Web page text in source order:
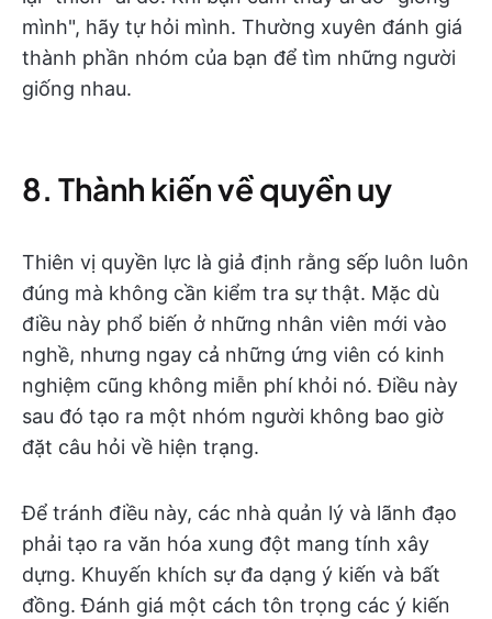
mình", hãy tự hỏi mình. Thường xuyên đánh giá
thành phần nhóm của bạn để tìm những người
giống nhau.
8. Thành kiến về quyền uy
Thiên vị quyền lực là giả định rằng sếp luôn luôn
đúng mà không cần kiểm tra sự thật. Mặc dù
điều này phổ biến ở những nhân viên mới vào
nghề, nhưng ngay cả những ứng viên có kinh
nghiệm cũng không miễn phí khỏi nó. Điều này
sau đó tạo ra một nhóm người không bao giờ
đặt câu hỏi về hiện trạng.
Để tránh điều này, các nhà quản lý và lãnh đạo
phải tạo ra văn hóa xung đột mang tính xây
dựng. Khuyến khích sự đa dạng ý kiến và bất
đồng. Đánh giá một cách tôn trọng các ý kiến